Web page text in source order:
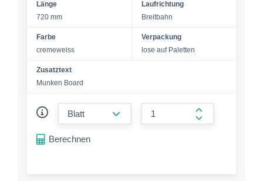
Länge
720 mm
Laufrichtung
Breitbahn
Farbe
cremeweiss
Verpackung
lose auf Paletten
Zusatztext
Munken Board
form.increase-
Berechnen